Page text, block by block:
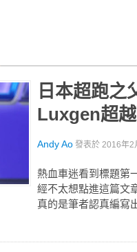
日本超跑之
Luxgen超越
Andy Ao 發表於 2016年2
熱血車迷看到標題第
經不太想點進這篇文
真的是筆者認真編寫